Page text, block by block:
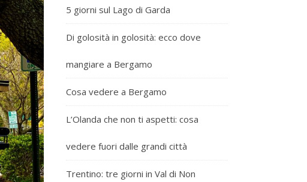
5 giorni sul Lago di Garda
Di golosità in golosità: ecco dove
mangiare a Bergamo
Cosa vedere a Bergamo
L’Olanda che non ti aspetti: cosa
vedere fuori dalle grandi città
Trentino: tre giorni in Val di Non